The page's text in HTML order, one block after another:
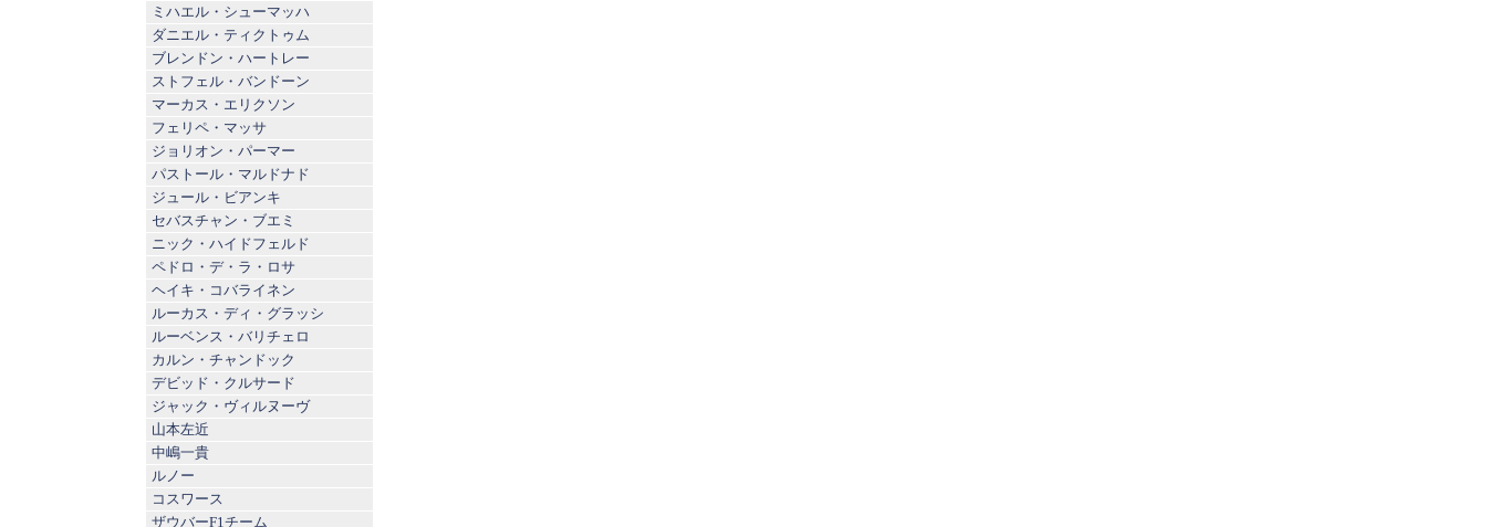
ミハエル・シューマッハ
ダニエル・ティクトゥム
ブレンドン・ハートレー
ストフェル・バンドーン
マーカス・エリクソン
フェリペ・マッサ
ジョリオン・パーマー
パストール・マルドナド
ジュール・ビアンキ
セバスチャン・ブエミ
ニック・ハイドフェルド
ペドロ・デ・ラ・ロサ
ヘイキ・コバライネン
ルーカス・ディ・グラッシ
ルーベンス・バリチェロ
カルン・チャンドック
デビッド・クルサード
ジャック・ヴィルヌーヴ
山本左近
中嶋一貴
ルノー
コスワース
ザウバーF1チーム